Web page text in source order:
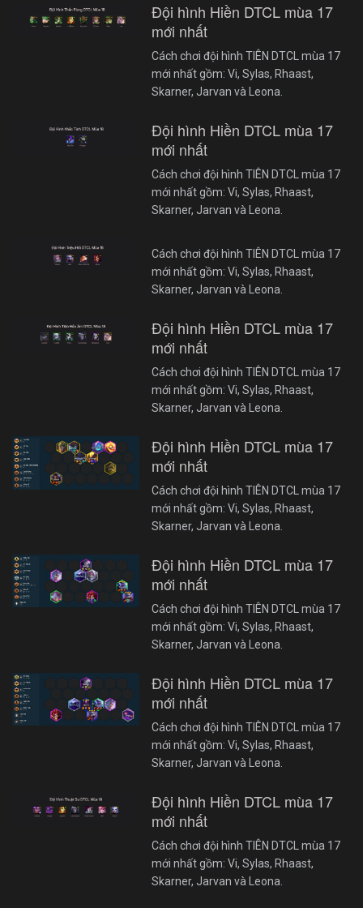
Đội hình Hiền DTCL mùa 17
mới nhất
Cách chơi đội hình TIÊN DTCL mùa 17
mới nhất gồm: Vi, Sylas, Rhaast,
Skarner, Jarvan và Leona.
Đội hình Hiền DTCL mùa 17
mới nhất
Cách chơi đội hình TIÊN DTCL mùa 17
mới nhất gồm: Vi, Sylas, Rhaast,
Skarner, Jarvan và Leona.
Cách chơi đội hình TIÊN DTCL mùa 17
mới nhất gồm: Vi, Sylas, Rhaast,
Skarner, Jarvan và Leona.
Đội hình Hiền DTCL mùa 17
mới nhất
Cách chơi đội hình TIÊN DTCL mùa 17
mới nhất gồm: Vi, Sylas, Rhaast,
Skarner, Jarvan và Leona.
Đội hình Hiền DTCL mùa 17
mới nhất
Cách chơi đội hình TIÊN DTCL mùa 17
mới nhất gồm: Vi, Sylas, Rhaast,
Skarner, Jarvan và Leona.
Đội hình Hiền DTCL mùa 17
mới nhất
Cách chơi đội hình TIÊN DTCL mùa 17
mới nhất gồm: Vi, Sylas, Rhaast,
Skarner, Jarvan và Leona.
Đội hình Hiền DTCL mùa 17
mới nhất
Cách chơi đội hình TIÊN DTCL mùa 17
mới nhất gồm: Vi, Sylas, Rhaast,
Skarner, Jarvan và Leona.
Đội hình Hiền DTCL mùa 17
mới nhất
Cách chơi đội hình TIÊN DTCL mùa 17
mới nhất gồm: Vi, Sylas, Rhaast,
Skarner, Jarvan và Leona.